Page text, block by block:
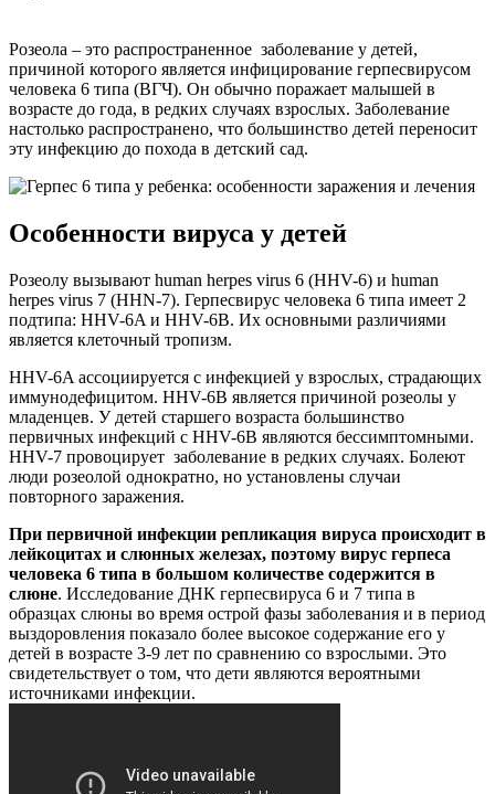
Розеола – это распространенное заболевание у детей,
причиной которого является инфицирование герпесвирусом
человека 6 типа (ВГЧ). Он обычно поражает малышей в
возрасте до года, в редких случаях взрослых. Заболевание
настолько распространено, что большинство детей переносит
эту инфекцию до похода в детский сад.
Особенности вируса у детей
Розеолу вызывают human herpes virus 6 (HHV-6) и human
herpes virus 7 (HHN-7). Герпесвирус человека 6 типа имеет 2
подтипа: HHV-6A и HHV-6B. Их основными различиями
является клеточный тропизм.
HHV-6A ассоциируется с инфекцией у взрослых, страдающих
иммунодефицитом. HHV-6B является причиной розеолы у
младенцев. У детей старшего возраста большинство
первичных инфекций с HHV-6B являются бессимптомными.
HHV-7 провоцирует заболевание в редких случаях. Болеют
люди розеолой однократно, но установлены случаи
повторного заражения.
При первичной инфекции репликация вируса происходит в
лейкоцитах и слюнных железах, поэтому вирус герпеса
человека 6 типа в большом количестве содержится в
слюне. Исследование ДНК герпесвируса 6 и 7 типа в
образцах слюны во время острой фазы заболевания и в период
выздоровления показало более высокое содержание его у
детей в возрасте 3-9 лет по сравнению со взрослыми. Это
свидетельствует о том, что дети являются вероятными
источниками инфекции.